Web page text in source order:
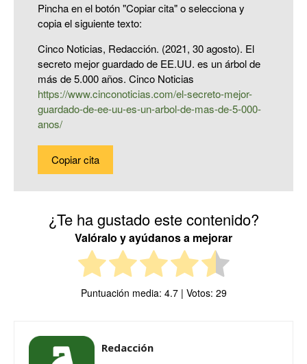
Pincha en el botón "Copiar cita" o selecciona y
copia el siguiente texto:
Cinco Noticias, Redacción. (2021, 30 agosto). El
secreto mejor guardado de EE.UU. es un árbol de
más de 5.000 años. Cinco Noticias
https://www.cinconoticias.com/el-secreto-mejor-
guardado-de-ee-uu-es-un-arbol-de-mas-de-5-000-
anos/
Copiar cita
¿Te ha gustado este contenido?
Valóralo y ayúdanos a mejorar
Puntuación media: 4.7| Votos: 29
Redacción